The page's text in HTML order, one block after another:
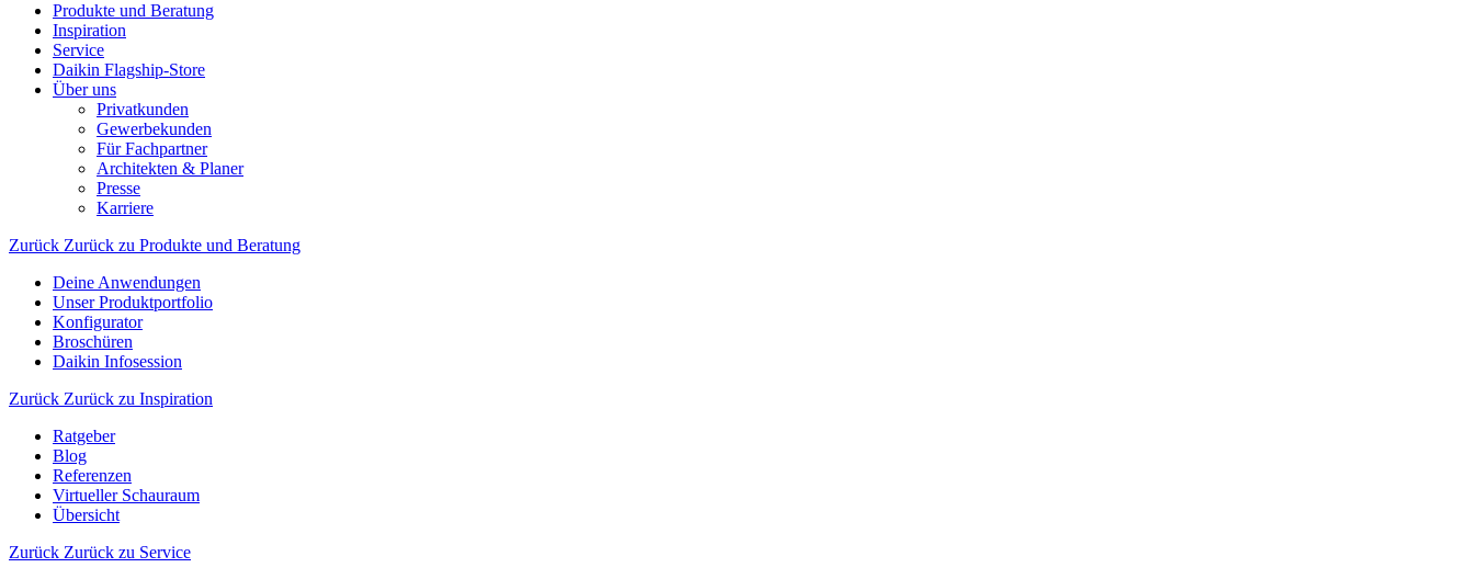
Produkte und Beratung
Inspiration
Service
Daikin Flagship-Store
Über uns
Privatkunden
Gewerbekunden
Für Fachpartner
Architekten & Planer
Presse
Karriere
Zurück Zurück zu Produkte und Beratung
Deine Anwendungen
Unser Produktportfolio
Konfigurator
Broschüren
Daikin Infosession
Zurück Zurück zu Inspiration
Ratgeber
Blog
Referenzen
Virtueller Schauraum
Übersicht
Zurück Zurück zu Service